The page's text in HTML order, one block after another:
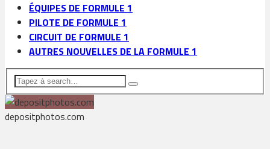
ÉQUIPES DE FORMULE 1
PILOTE DE FORMULE 1
CIRCUIT DE FORMULE 1
AUTRES NOUVELLES DE LA FORMULE 1
depositphotos.com